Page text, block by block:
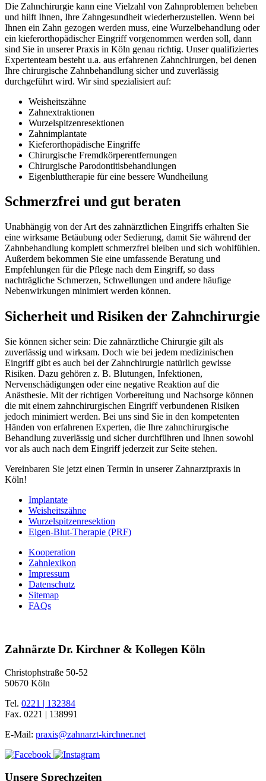
Die Zahnchirurgie kann eine Vielzahl von Zahnproblemen beheben
und hilft Ihnen, Ihre Zahngesundheit wiederherzustellen. Wenn bei
Ihnen ein Zahn gezogen werden muss, eine Wurzelbehandlung oder
ein kieferorthopädischer Eingriff vorgenommen werden soll, dann
sind Sie in unserer Praxis in Köln genau richtig. Unser qualifiziertes
Expertenteam besteht u.a. aus erfahrenen Zahnchirurgen, bei denen
Ihre chirurgische Zahnbehandlung sicher und zuverlässig
durchgeführt wird. Wir sind spezialisiert auf:
Weisheitszähne
Zahnextraktionen
Wurzelspitzenresektionen
Zahnimplantate
Kieferorthopädische Eingriffe
Chirurgische Fremdkörperentfernungen
Chirurgische Parodontitisbehandlungen
Eigenbluttherapie für eine bessere Wundheilung
Schmerzfrei und gut beraten
Unabhängig von der Art des zahnärztlichen Eingriffs erhalten Sie
eine wirksame Betäubung oder Sedierung, damit Sie während der
Zahnbehandlung komplett schmerzfrei bleiben und sich wohlfühlen.
Außerdem bekommen Sie eine umfassende Beratung und
Empfehlungen für die Pflege nach dem Eingriff, so dass
nachträgliche Schmerzen, Schwellungen und andere häufige
Nebenwirkungen minimiert werden können.
Sicherheit und Risiken der Zahnchirurgie
Sie können sicher sein: Die zahnärztliche Chirurgie gilt als
zuverlässig und wirksam. Doch wie bei jedem medizinischen
Eingriff gibt es auch bei der Zahnchirurgie natürlich gewisse
Risiken. Dazu gehören z. B. Blutungen, Infektionen,
Nervenschädigungen oder eine negative Reaktion auf die
Anästhesie. Mit der richtigen Vorbereitung und Nachsorge können
die mit einem zahnchirurgischen Eingriff verbundenen Risiken
jedoch minimiert werden. Bei uns sind Sie in den kompetenten
Händen von erfahrenen Experten, die Ihre zahnchirurgische
Behandlung zuverlässig und sicher durchführen und Ihnen sowohl
vor als auch nach dem Eingriff jederzeit zur Seite stehen.
Vereinbaren Sie jetzt einen Termin in unserer Zahnarztpraxis in
Köln!
Implantate
Weisheitszähne
Wurzelspitzenresektion
Eigen-Blut-Therapie (PRF)
Kooperation
Zahnlexikon
Impressum
Datenschutz
Sitemap
FAQs
Zahnärzte Dr. Kirchner & Kollegen Köln
Christophstraße 50-52
50670 Köln
Tel. 0221 | 132384
Fax. 0221 | 138991
E-Mail: praxis@zahnarzt-kirchner.net
Unsere Sprechzeiten